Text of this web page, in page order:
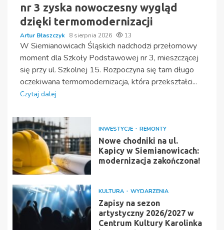
nr 3 zyska nowoczesny wygląd
dzięki termomodernizacji
Artur Błaszczyk 8 sierpnia 2026 13
W Siemianowicach Śląskich nadchodzi przełomowy
moment dla Szkoły Podstawowej nr 3, mieszczącej
się przy ul. Szkolnej 15. Rozpoczyna się tam długo
oczekiwana termomodernizacja, która przekształci...
Czytaj dalej
INWESTYCJE REMONTY
Nowe chodniki na ul.
Kapicy w Siemianowicach:
modernizacja zakończona!
KULTURA WYDARZENIA
Zapisy na sezon
artystyczny 2026/2027 w
Centrum Kultury Karolinka